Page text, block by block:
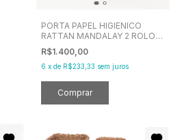
PORTA PAPEL HIGIENICO
RATTAN MANDALAY 2 ROLOS
33 x 20CM
R$1.400,00
6 x de R$233,33 sem juros